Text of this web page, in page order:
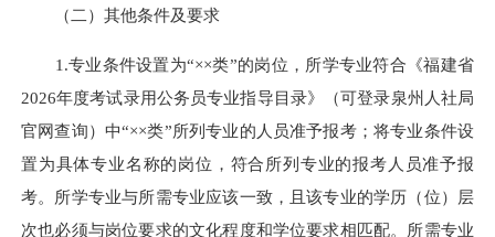
（二）其他条件及要求
1.专业条件设置为“××类”的岗位，所学专业符合《福建省
2026年度考试录用公务员专业指导目录》（可登录泉州人社局
官网查询）中“××类”所列专业的人员准予报考；将专业条件设
置为具体专业名称的岗位，符合所列专业的报考人员准予报
考。所学专业与所需专业应该一致，且该专业的学历（位）层
次也必须与岗位要求的文化程度和学位要求相匹配。所需专业